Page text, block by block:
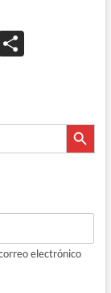
p
ar
Botón de
electrónico